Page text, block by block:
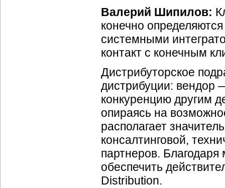
Валерий Шипилов:
конечно
системными
контакт с конечным
Дистрибуторское
дистрибуции:
конкуренцию другим
опираясь на
располагает
консалтинговой,
партнеров.
обеспечить
Distribution.